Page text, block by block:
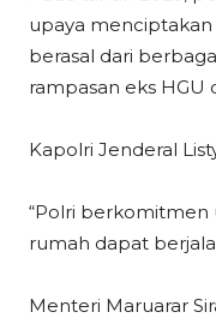
upaya menciptakan
berasal dari
rampasan eks HGU
Kapolri Jenderal
“Polri
rumah dapat
Menteri Maruarar